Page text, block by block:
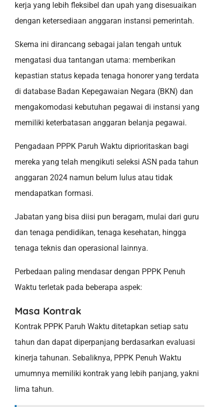
kerja yang lebih fleksibel dan upah yang disesuaikan
dengan ketersediaan anggaran instansi pemerintah.
Skema ini dirancang sebagai jalan tengah untuk
mengatasi dua tantangan utama: memberikan
kepastian status kepada tenaga honorer yang terdata
di database Badan Kepegawaian Negara (BKN) dan
mengakomodasi kebutuhan pegawai di instansi yang
memiliki keterbatasan anggaran belanja pegawai.
Pengadaan PPPK Paruh Waktu diprioritaskan bagi
mereka yang telah mengikuti seleksi ASN pada tahun
anggaran 2024 namun belum lulus atau tidak
mendapatkan formasi.
Jabatan yang bisa diisi pun beragam, mulai dari guru
dan tenaga pendidikan, tenaga kesehatan, hingga
tenaga teknis dan operasional lainnya.
Perbedaan paling mendasar dengan PPPK Penuh
Waktu terletak pada beberapa aspek:
Masa Kontrak
Kontrak PPPK Paruh Waktu ditetapkan setiap satu
tahun dan dapat diperpanjang berdasarkan evaluasi
kinerja tahunan. Sebaliknya, PPPK Penuh Waktu
umumnya memiliki kontrak yang lebih panjang, yakni
lima tahun.